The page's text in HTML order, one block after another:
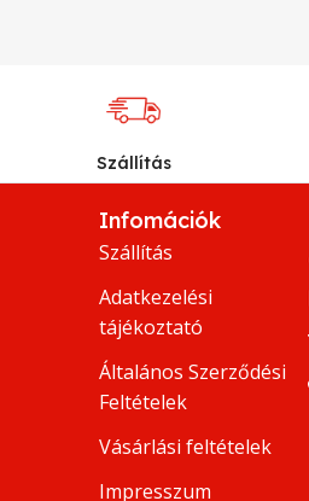
Szállítás
Infomációk
Szállítás
Adatkezelési
tájékoztató
Általános Szerződési
Feltételek
Vásárlási feltételek
Impresszum